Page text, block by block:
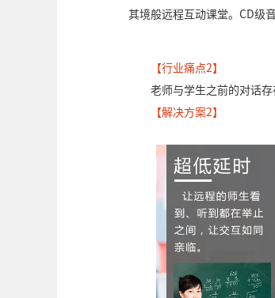
其境般远程互动课堂。CD级
【行业痛点2】
老师与学生之前的对话
【解决方案2】